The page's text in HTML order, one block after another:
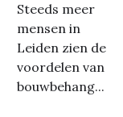
Steeds meer
mensen in
Leiden zien de
voordelen van
bouwbehang...